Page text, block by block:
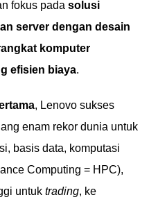
fokus pada solusi
server dengan desain
komputer
efisien biaya.
, Lenovo sukses
enam rekor dunia untuk
basis data, komputasi
Computing = HPC),
untuk trading, ke